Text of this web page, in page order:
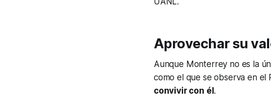
Aprovechar su
Aunque Monterrey no es la
como el que se observa en el
convivir con él .